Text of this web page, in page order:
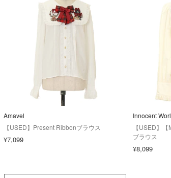
Amavel
【USED】Present Ribbonブラウス
¥7,099
Innocent
【USED】
ブラウス
¥8,099